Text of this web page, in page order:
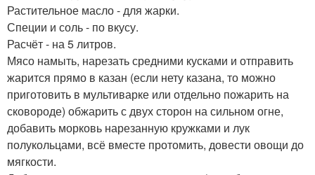
Растительное масло - для жарки.
Специи и соль - по вкусу.
Расчёт - на 5 литров.
Мясо намыть, нарезать средними кусками и отправить
жарится прямо в казан (если нету казана, то можно
приготовить в мультиварке или отдельно пожарить на
сковороде) обжарить с двух сторон на сильном огне,
добавить морковь нарезанную кружками и лук
полукольцами, всё вместе протомить, довести овощи до
мягкости.